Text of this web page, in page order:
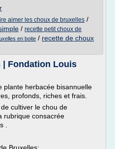
aimer les choux de bruxelles /
/ recette petit choux de
en boite / recette de choux
| Fondation Louis
plante herbacée bisannuelle
profonds, riches et frais.
cultiver le chou de
rubrique consacrée
.